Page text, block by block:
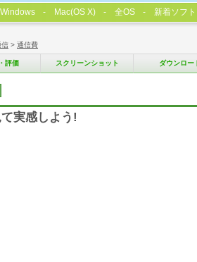
信 > 通信費
評価 スクリーンショット ダウンロー
実感しよう!
Windows Mac(OS X) 全OS 新着ソフト